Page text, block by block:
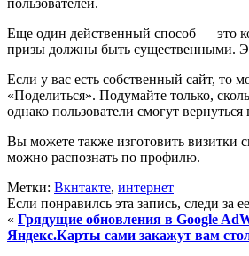
Еще один действенный способ — это
призы должны быть существенными.
Если у вас есть собственный сайт, то
«Поделиться». Подумайте только,
однако пользователи смогут
Вы можете также изготовить визитки
можно распознать по профилю.
Метки: Вкнтакте, интернет
Если понравилсь эта запись, следи за
« Грядущие обновления в Google
Яндекс.Карты сами закажут вам